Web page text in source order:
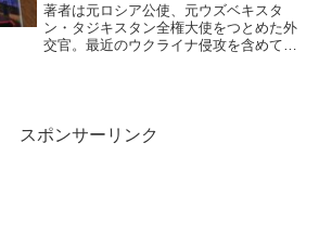
著者は元ロシア公使、元ウズベキスタ
ン・タジキスタン全権大使をつとめた外
交官。最近のウクライナ侵攻を含めて、
スポンサーリンク